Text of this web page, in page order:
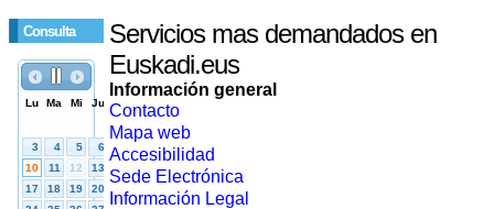
Consulta
Servicios mas demandados en
Euskadi.eus
Información general
Contacto
Mapa web
Accesibilidad
Sede Electrónica
Información Legal